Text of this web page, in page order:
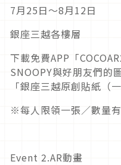
7月25日〜8月12日
銀座三越各樓層
下載免費APP「
SNOOPY與好朋友們的
「銀座三越原創貼紙（一
※每人限領一張／數量
Event 2.AR動畫